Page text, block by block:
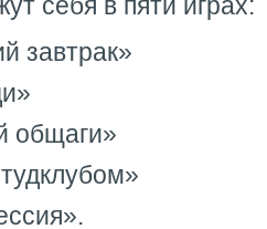
завтрак»
общаги»